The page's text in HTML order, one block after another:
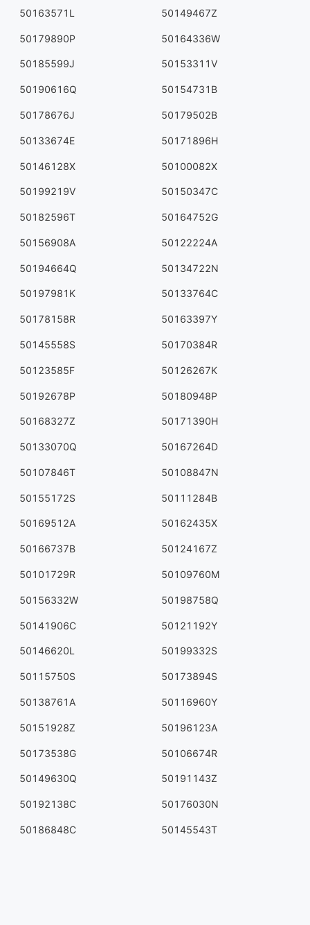
50163571L 50149467Z
50179890P 50164336W
50185599J 50153311V
50190616Q 50154731B
50178676J 50179502B
50133674E 50171896H
50146128X 50100082X
50199219V 50150347C
50182596T 50164752G
50156908A 50122224A
50194664Q 50134722N
50197981K 50133764C
50178158R 50163397Y
50145558S 50170384R
50123585F 50126267K
50192678P 50180948P
50168327Z 50171390H
50133070Q 50167264D
50107846T 50108847N
50155172S 50111284B
50169512A 50162435X
50166737B 50124167Z
50101729R 50109760M
50156332W 50198758Q
50141906C 50121192Y
50146620L 50199332S
50115750S 50173894S
50138761A 50116960Y
50151928Z 50196123A
50173538G 50106674R
50149630Q 50191143Z
50192138C 50176030N
50186848C 50145543T